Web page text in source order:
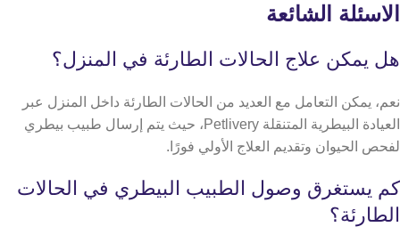
الاسئلة الشائعة
هل يمكن علاج الحالات الطارئة في المنزل؟
نعم، يمكن التعامل مع العديد من الحالات الطارئة داخل المنزل عبر
العيادة البيطرية المتنقلة Petlivery، حيث يتم إرسال طبيب بيطري
لفحص الحيوان وتقديم العلاج الأولي فورًا.
كم يستغرق وصول الطبيب البيطري في الحالات
الطارئة؟